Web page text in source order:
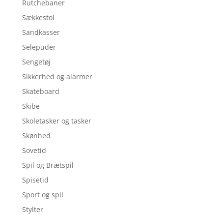
Rutchebaner
Sækkestol
Sandkasser
Selepuder
Sengetøj
Sikkerhed og alarmer
Skateboard
Skibe
Skoletasker og tasker
Skønhed
Sovetid
Spil og Brætspil
Spisetid
Sport og spil
Stylter